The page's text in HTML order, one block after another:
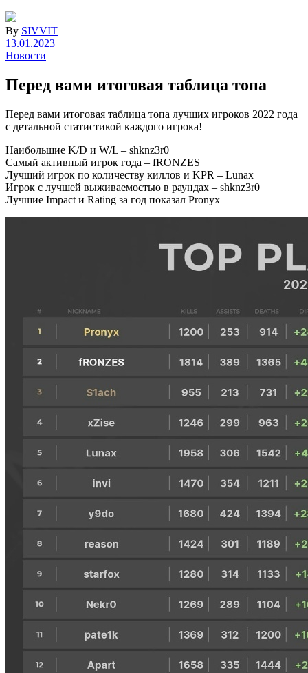
By SIVVIT
13.01.2023
Новости
Перед вами итоговая таблица топа
Перед вами итоговая таблица топа лучших игроков 2022 года
с детальной статистикой каждого игрока!
Наибольшие K/D и W/L – shknz3r0
Самый активный игрок года – fRONZES
Лучший игрок по количеству киллов и KPR – Lunax
Игрок с лучшей выживаемостью в раундах – shknz3r0
Лучшие Impact и Rating за год показал Pronyx